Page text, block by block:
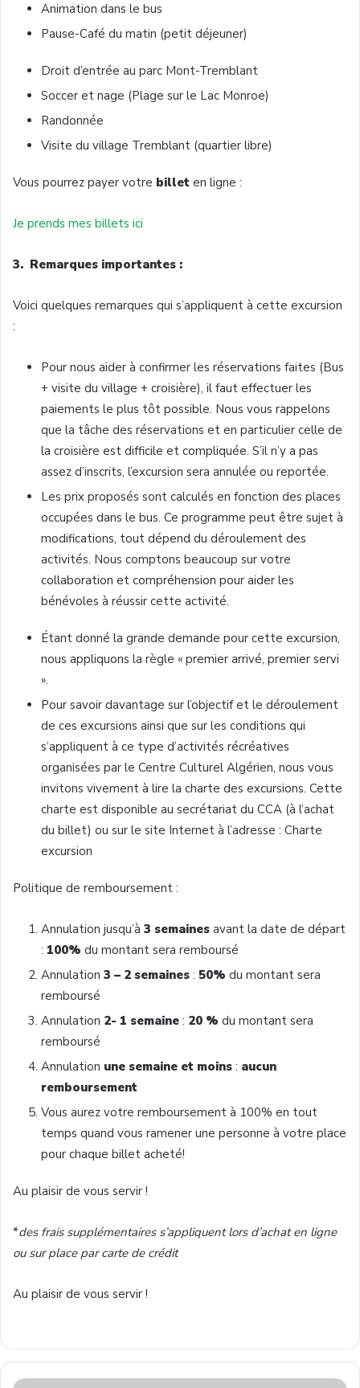
Animation dans le bus
Pause-Café du matin (petit déjeuner)
Droit d’entrée au parc Mont-Tremblant
Soccer et nage (Plage sur le Lac Monroe)
Randonnée
Visite du village Tremblant (quartier libre)
Vous pourrez payer votre billet en ligne :
Je prends mes billets ici
3. Remarques importantes :
Voici quelques remarques qui s’appliquent à cette excursion
:
Pour nous aider à confirmer les réservations faites (Bus
+ visite du village + croisière), il faut effectuer les
paiements le plus tôt possible. Nous vous rappelons
que la tâche des réservations et en particulier celle de
la croisière est difficile et compliquée. S’il n’y a pas
assez d’inscrits, l’excursion sera annulée ou reportée.
Les prix proposés sont calculés en fonction des places
occupées dans le bus. Ce programme peut être sujet à
modifications, tout dépend du déroulement des
activités. Nous comptons beaucoup sur votre
collaboration et compréhension pour aider les
bénévoles à réussir cette activité.
Étant donné la grande demande pour cette excursion,
nous appliquons la règle « premier arrivé, premier servi
».
Pour savoir davantage sur l’objectif et le déroulement
de ces excursions ainsi que sur les conditions qui
s’appliquent à ce type d’activités récréatives
organisées par le Centre Culturel Algérien, nous vous
invitons vivement à lire la charte des excursions. Cette
charte est disponible au secrétariat du CCA (à l’achat
du billet) ou sur le site Internet à l’adresse : Charte
excursion
Politique de remboursement :
Annulation jusqu’à 3 semaines avant la date de départ
: 100% du montant sera remboursé
Annulation 3 – 2 semaines : 50% du montant sera
remboursé
Annulation 2- 1 semaine : 20 % du montant sera
remboursé
Annulation une semaine et moins : aucun
remboursement
Vous aurez votre remboursement à 100% en tout
temps quand vous ramener une personne à votre place
pour chaque billet acheté!
Au plaisir de vous servir !
*des frais supplémentaires s’appliquent lors d’achat en ligne
ou sur place par carte de crédit
Au plaisir de vous servir !